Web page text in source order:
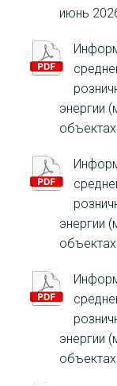
июнь
энергии
энергии
энергии